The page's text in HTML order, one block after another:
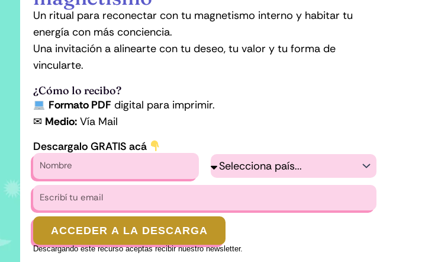
Un ritual para reconectar con tu magnetismo interno y habitar tu
energía con más conciencia.
Una invitación a alinearte con tu deseo, tu valor y tu forma de
vincularte.
¿Cómo lo recibo?
Formato PDFdigital para imprimir.
✉ Medio: Vía Mail
Descargalo GRATIS acá
Nombre País
Escribí
tu
emailACCEDER A LA DESCARGA
Descargando este recurso aceptas recibir nuestro newsletter.